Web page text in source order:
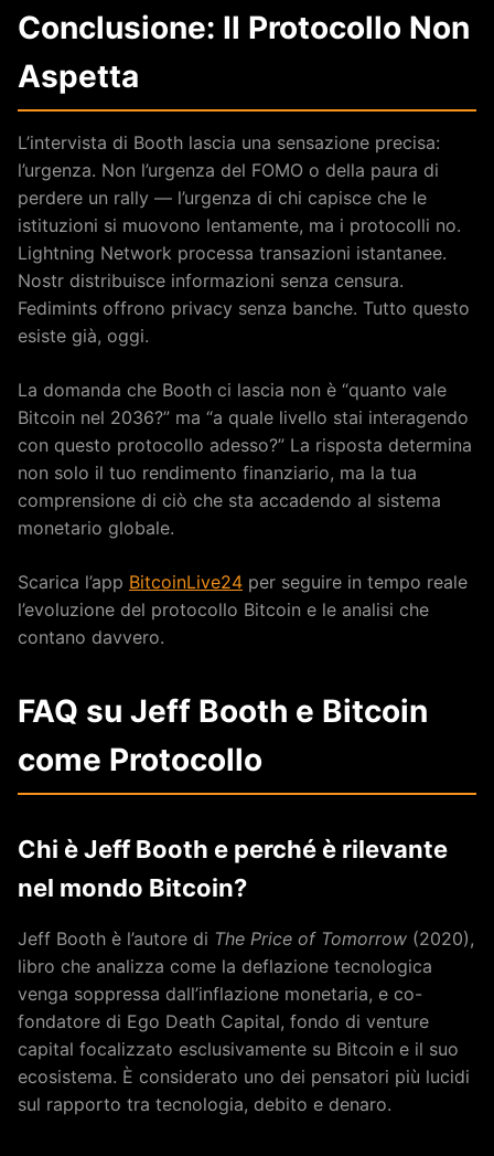
Conclusione: Il Protocollo Non
Aspetta
L’intervista di Booth lascia una sensazione precisa:
l’urgenza. Non l’urgenza del FOMO o della paura di
perdere un rally — l’urgenza di chi capisce che le
istituzioni si muovono lentamente, ma i protocolli no.
Lightning Network processa transazioni istantanee.
Nostr distribuisce informazioni senza censura.
Fedimints offrono privacy senza banche. Tutto questo
esiste già, oggi.
La domanda che Booth ci lascia non è “quanto vale
Bitcoin nel 2036?” ma “a quale livello stai interagendo
con questo protocollo adesso?” La risposta determina
non solo il tuo rendimento finanziario, ma la tua
comprensione di ciò che sta accadendo al sistema
monetario globale.
Scarica l’app BitcoinLive24 per seguire in tempo reale
l’evoluzione del protocollo Bitcoin e le analisi che
contano davvero.
FAQ su Jeff Booth e Bitcoin
come Protocollo
Chi è Jeff Booth e perché è rilevante
nel mondo Bitcoin?
Jeff Booth è l’autore di The Price of Tomorrow (2020),
libro che analizza come la deflazione tecnologica
venga soppressa dall’inflazione monetaria, e co-
fondatore di Ego Death Capital, fondo di venture
capital focalizzato esclusivamente su Bitcoin e il suo
ecosistema. È considerato uno dei pensatori più lucidi
sul rapporto tra tecnologia, debito e denaro.